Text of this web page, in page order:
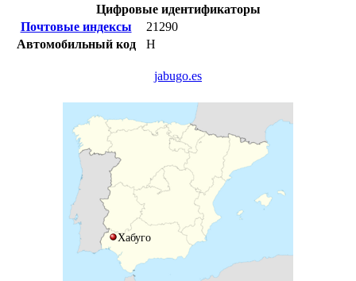
Цифровые идентификаторы
Почтовые индексы
21290
Автомобильный код
H
jabugo.es
Хабуго